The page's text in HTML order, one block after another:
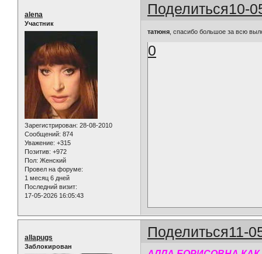
Поделиться10-
alena
Участник
Зарегистрирован: 28-08-2010
Сообщений: 874
Уважение: +315
Позитив: +972
Пол: Женский
Провел на форуме:
1 месяц 6 дней
Последний визит:
17-05-2026 16:05:43
татюня , спасибо большое за всю
0
Поделиться11-
allapugs
Заблокирован